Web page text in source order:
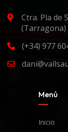
Ctra. Pla de
(Tarragona)
(+34) 977
Menú
Inicio